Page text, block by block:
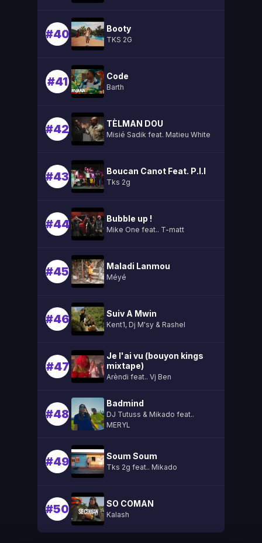
#40 Booty
TKS 2G
#41 Code
Barth
#42 TÈLMAN DOU
Misié Sadik feat. Matieu White
#43 Boucan Canot Feat. P.l.l
Tks 2g
#44 Bubble up !
Mike One feat.. T-matt
#45 Maladi Lanmou
Méyé
#46 Suiv A Mwin
Kent1, Dj M'sy & Rashel
#47
Je l'ai vu (bouyon kings
mixtape)
Arèndi feat.. Vj Ben
#48
Badmind
DJ Tutuss & Mikado feat..
MERYL
#49 Soum Soum
Tks 2g feat.. Mikado
#50 SO COMAN
Kalash